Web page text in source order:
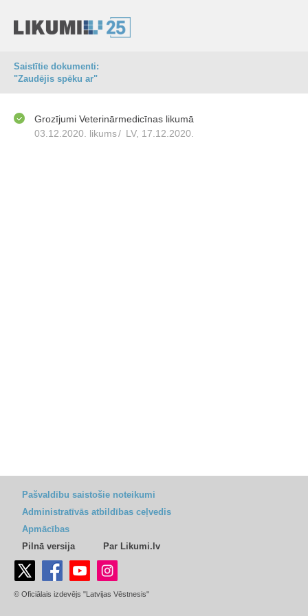
Saistītie dokumenti:
"Zaudējis spēku ar"
Grozījumi Veterinārmedicīnas likumā
03.12.2020. likums/ LV, 17.12.2020.
Pašvaldību saistošie noteikumi
Administratīvās atbildības ceļvedis
Apmācības
Pilnā versija
Par Likumi.lv
© Oficiālais izdevējs "Latvijas Vēstnesis"